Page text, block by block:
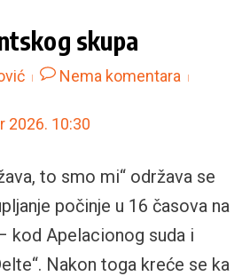
skupa
Nema komentara
2026. 10:30
to smo mi“ održava se
počinje u 16 časova na
kod Apelacionog suda i
Nakon toga kreće se ka